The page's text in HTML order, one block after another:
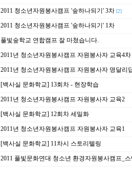
2011 청소년자원봉사캠프 '숲하나되기' 3차 [2]
2011 청소년자원봉사캠프 '숲하나되기' 1차
풀빛숲학교 연합캠프 잘 마쳤습니다.
2011년 청소년자원봉사캠프 자원봉사자 교육4차
2011년 청소년자원봉사캠프 자원봉사자 명달리
[백사실 문화학교] 13회차 - 현장학습
2011년 청소년자원봉사캠프 자원봉사자 교육2
[백사실 문화학교] 12회차 세밀화
2011년 청소년자원봉사캠프 자원봉사자 교육1
[백사실 문화학교] 11차시 스토리텔링
2011 풀빛문화연대 청소년 환경자원봉사캠프_